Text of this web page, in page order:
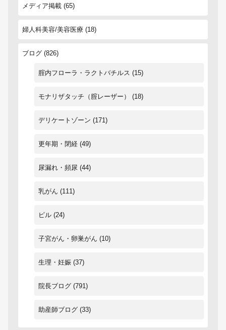
メディア掲載 (65)
婦人科美容/美容医療 (18)
ブログ (826)
腟内フローラ・ラクトバチルス (15)
モナリザタッチ（腟レーザー） (18)
デリケートゾーン (171)
更年期・閉経 (49)
尿漏れ・頻尿 (44)
乳がん (111)
ピル (24)
子宮がん・卵巣がん (10)
生理・妊娠 (37)
院長ブログ (791)
助産師ブログ (33)